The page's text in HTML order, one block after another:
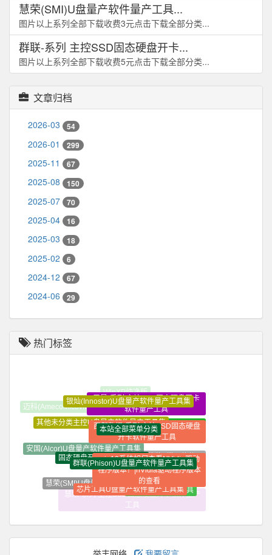
慧荣(SMI)U盘量产软件量产工具...
图片以上系列全部下载收费3元点击下载全部分类...
群联-系列 主控SSD固态硬盘开卡...
图片以上系列全部下载收费5元点击下载全部分类...
文章归档
2026-03 54
2026-01 299
2025-11 67
2025-08 150
2025-07 70
2025-04 16
2025-03 18
2025-02 6
2024-12 67
2024-06 29
热门标签
慧荣-系列 主控SSD固态硬盘开卡软件量产
工具
SM2246XT开卡工具
芯片工具U盘量产软件量产工具集
慧荣(SMI)U盘量产软件量产工具集
装机必备软件_常用软件_
精选软件大全_纯净定制软
件
win10系统如何查看NVidia驱动
程序版本？|nVidia驱动程序版本
的查看
群联(Phison)U盘量产软件量产工具集
固态硬盘开卡教程视频教程
安国(Alcor)U盘量产软件量产工具集
金士顿-系列 主控SSD固态
硬盘开卡软件量产工具
西部数据-系列 主控SSD固态硬盘
开卡软件量产工具
本站全部菜单分类
其他未分类主控U盘量产软件量产工具集
迈科(AmecoMicovMXTronics)U盘量产软件量产工具集
三星-系列 主控SSD固态硬盘开卡
软件量产工具
银灿(Innostor)U盘量产软件量产工具集